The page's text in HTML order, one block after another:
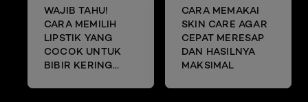
WAJIB TAHU!
CARA MEMILIH
LIPSTIK YANG
COCOK UNTUK
BIBIR KERING
CARA MEMAKAI
SKIN CARE AGAR
CEPAT MERESAP
DAN HASILNYA
MAKSIMAL